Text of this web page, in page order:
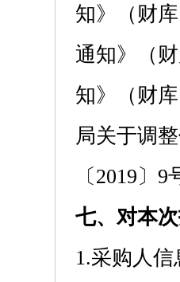
知》（财
通知》（
知》（财
局关于调
〔2019〕9
七、对本
1.采购人信